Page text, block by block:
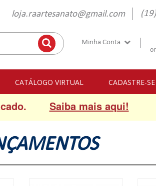
loja.raartesanato@gmail.com
Minha Conta
CATÁLOGO VIRTUAL
CADASTRE-SE
Saiba mais aqui!